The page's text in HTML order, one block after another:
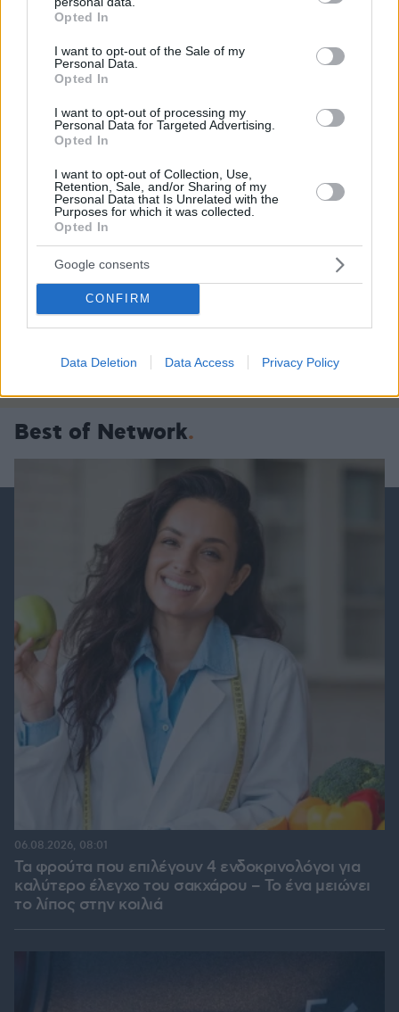
grant or deny consent to Google and its third-party tags to
use your data for below specified purposes in below Google
consent section.
Opted In
I want to opt-out of the Sale of my
Personal Data.
Opted In
I want to opt-out of processing my
Personal Data for Targeted Advertising.
Opted In
I want to opt-out of Collection, Use,
Retention, Sale, and/or Sharing of my
Personal Data that Is Unrelated with the
Purposes for which it was collected.
Opted In
Google consents
CONFIRM
Data Deletion Data Access Privacy Policy
06.08.2026, 21:16
Games
Cut The Rope
ΔΕΙΤΕ ΟΛΑ ΤΑ GAMES
Best of Network
Τα φρούτα που επιλέγουν 4 ενδοκρινολόγοι για
καλύτερο έλεγχο του σακχάρου – Το ένα μειώνει
το λίπος στην κοιλιά
06.08.2026, 08:01